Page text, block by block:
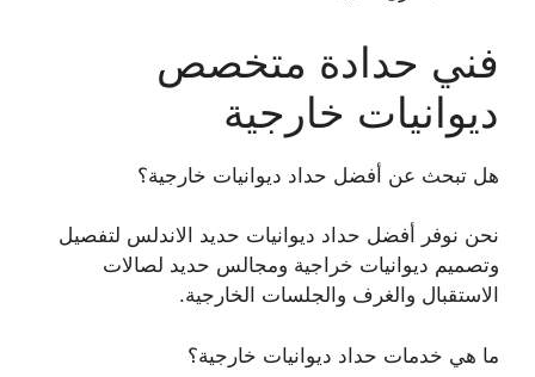
فني حدادة متخصص
ديوانيات خارجية
هل تبحث عن أفضل حداد ديوانيات خارجية؟
نحن نوفر أفضل حداد ديوانيات حديد الاندلس لتفصيل
وتصميم ديوانيات خراجية ومجالس حديد لصالات
الاستقبال والغرف والجلسات الخارجية.
ما هي خدمات حداد ديوانيات خارجية؟